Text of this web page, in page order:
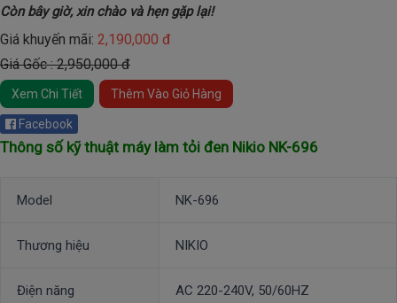
Còn bây giờ, xin chào và hẹn gặp lại!
Giá khuyến mãi: 2,190,000 đ
Giá Gốc : 2,950,000 đ
Xem Chi Tiết Thêm Vào Giỏ Hàng
Facebook
Thông số kỹ thuật máy làm tỏi đen Nikio NK-696
Model NK-696
Thương hiệu NIKIO
Điện năng AC 220-240V, 50/60HZ